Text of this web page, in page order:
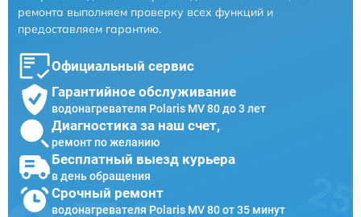
ремонта выполняем проверку всех функций и
предоставляем гарантию.
Официальный сервис
Гарантийное обслуживание
водонагревателя Polaris MV 80 до 3 лет
Диагностика за наш счет,
ремонт по желанию
Бесплатный выезд курьера
в день обращения
Срочный ремонт
водонагревателя Polaris MV 80 от 35 минут